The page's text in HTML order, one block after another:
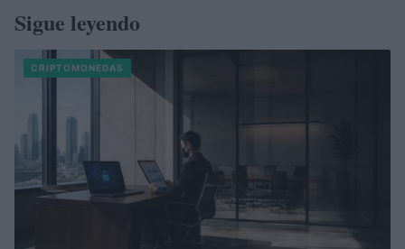
Sigue leyendo
CRIPTOMONEDAS